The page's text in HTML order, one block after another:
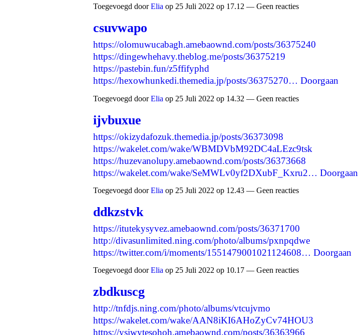
Toegevoegd doorElia op 25 Juli 2022 op 17.12 — Geen reacties
csuvwapo
https://olomuwucabagh.amebaownd.com/posts/36375240
https://dingewhehavy.theblog.me/posts/36375219
https://pastebin.fun/z5ffifyphd
https://hexowhunkedi.themedia.jp/posts/36375270… Doorgaan
Toegevoegd doorElia op 25 Juli 2022 op 14.32 — Geen reacties
ijvbuxue
https://okizydafozuk.themedia.jp/posts/36373098
https://wakelet.com/wake/WBMDVbM92DC4aLEzc9tsk
https://huzevanolupy.amebaownd.com/posts/36373668
https://wakelet.com/wake/SeMWLv0yf2DXubF_Kxru2… Doorgaan
Toegevoegd doorElia op 25 Juli 2022 op 12.43 — Geen reacties
ddkzstvk
https://itutekysyvez.amebaownd.com/posts/36371700
http://divasunlimited.ning.com/photo/albums/pxnpqdwe
https://twitter.com/i/moments/1551479001021124608… Doorgaan
Toegevoegd doorElia op 25 Juli 2022 op 10.17 — Geen reacties
zbdkuscg
http://tnfdjs.ning.com/photo/albums/vtcujvmo
https://wakelet.com/wake/AAN8iKI6AHoZyCv74HOU3
https://ysiwytesohoh.amebaownd.com/posts/36363966